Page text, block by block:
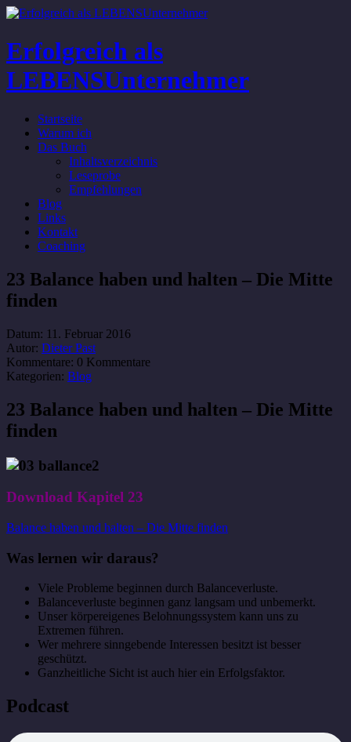
Erfolgreich als
LEBENSUnternehmer
Startseite
Warum ich
Das Buch
Inhaltsverzeichnis
Leseprobe
Empfehlungen
Blog
Links
Kontakt
Coaching
23 Balance haben und halten – Die Mitte
finden
Datum: 11. Februar 2016
Autor: Dieter Past
Kommentare: 0 Kommentare
Kategorien: Blog
23 Balance haben und halten – Die Mitte
finden
Download Kapitel 23
Balance haben und halten – Die Mitte finden
Was lernen wir daraus?
Viele Probleme beginnen durch Balanceverluste.
Balanceverluste beginnen ganz langsam und unbemerkt.
Unser körpereigenes Belohnungssystem kann uns zu
Extremen führen.
Wer mehrere sinngebende Interessen besitzt ist besser
geschützt.
Ganzheitliche Sicht ist auch hier ein Erfolgsfaktor.
Podcast